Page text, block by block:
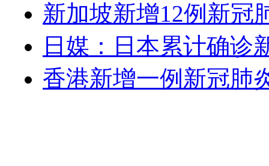
新加坡新增12例新冠
日媒：日本累计确诊
香港新增一例新冠肺